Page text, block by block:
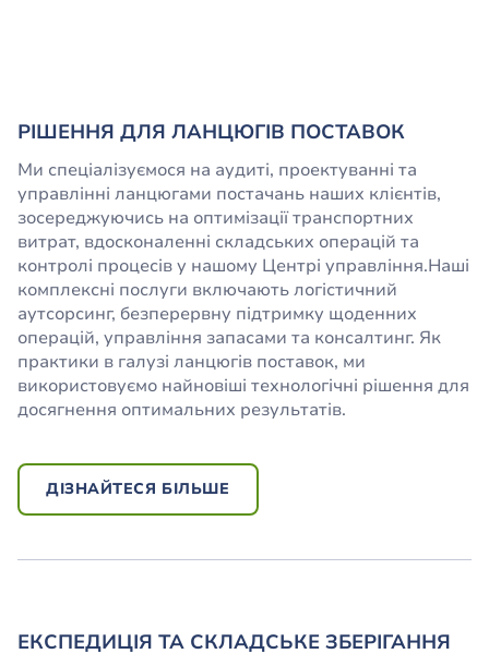
РІШЕННЯ ДЛЯ ЛАНЦЮГІВ ПОСТАВОК
Ми спеціалізуємося на аудиті, проектуванні та
управлінні ланцюгами постачань наших клієнтів,
зосереджуючись на оптимізації транспортних
витрат, вдосконаленні складських операцій та
контролі процесів у нашому Центрі управління.Наші
комплексні послуги включають логістичний
аутсорсинг, безперервну підтримку щоденних
операцій, управління запасами та консалтинг. Як
практики в галузі ланцюгів поставок, ми
використовуємо найновіші технологічні рішення для
досягнення оптимальних результатів.
ДІЗНАЙТЕСЯ БІЛЬШЕ
ЕКСПЕДИЦІЯ ТА СКЛАДСЬКЕ ЗБЕРІГАННЯ